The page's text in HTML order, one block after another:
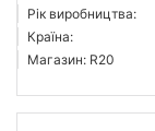
Рік виробництва:
Країна:
Магазин: R20